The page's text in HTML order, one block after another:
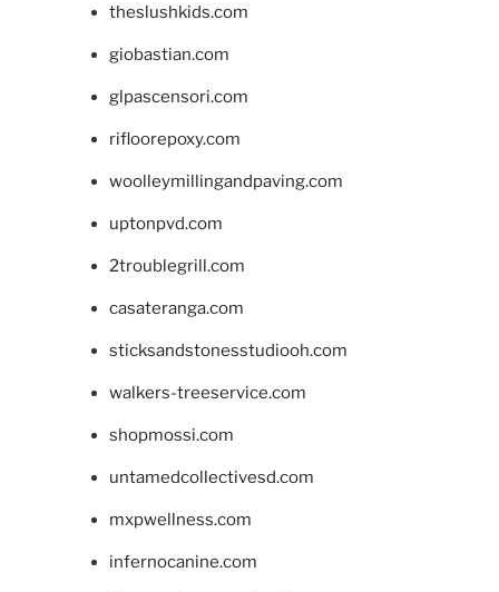
theslushkids.com
giobastian.com
glpascensori.com
rifloorepoxy.com
woolleymillingandpaving.com
uptonpvd.com
2troublegrill.com
casateranga.com
sticksandstonesstudiooh.com
walkers-treeservice.com
shopmossi.com
untamedcollectivesd.com
mxpwellness.com
infernocanine.com